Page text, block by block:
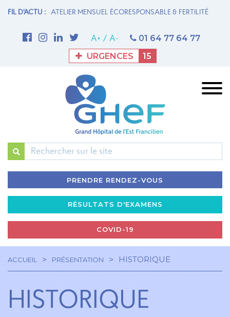
FIL D'ACTU :
MATERNITÉ ATELIER MENSUEL ÉCORESPONSABLE & FERTILITÉ
A+ / A-
01 64 77 64 77
URGENCES
15
PRENDRE RENDEZ-VOUS
RÉSULTATS D'EXAMENS
COVID-19
Navigation
principale
Fil
d'Ariane
ACCUEIL PRÉSENTATION HISTORIQUE
HISTORIQUE